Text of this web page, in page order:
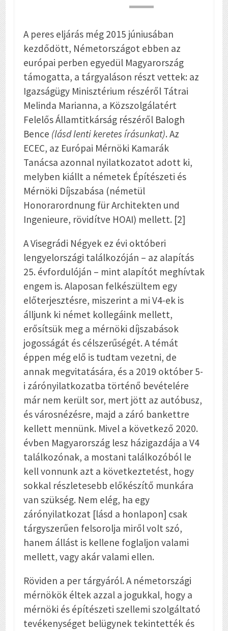
A peres eljárás még 2015 júniusában
kezdődött, Németországot ebben az
európai perben egyedül Magyarország
támogatta, a tárgyaláson részt vettek: az
Igazságügy Minisztérium részéről Tátrai
Melinda Marianna, a Közszolgálatért
Felelős Államtitkárság részéről Balogh
Bence (lásd lenti keretes írásunkat). Az
ECEC, az Európai Mérnöki Kamarák
Tanácsa azonnal nyilatkozatot adott ki,
melyben kiállt a németek Építészeti és
Mérnöki Díjszabása (németül
Honorarordnung für Architekten und
Ingenieure, rövidítve HOAI) mellett. [2]
A Visegrádi Négyek ez évi októberi
lengyelországi találkozóján – az alapítás
25. évfordulóján – mint alapítót meghívtak
engem is. Alaposan felkészültem egy
előterjesztésre, miszerint a mi V4-ek is
álljunk ki német kollegáink mellett,
erősítsük meg a mérnöki díjszabások
jogosságát és célszerűségét. A témát
éppen még elő is tudtam vezetni, de
annak megvitatására, és a 2019 október 5-
i zárónyilatkozatba történő bevételére
már nem került sor, mert jött az autóbusz,
és városnézésre, majd a záró bankettre
kellett mennünk. Mivel a következő 2020.
évben Magyarország lesz házigazdája a V4
találkozónak, a mostani találkozóból le
kell vonnunk azt a következtetést, hogy
sokkal részletesebb előkészítő munkára
van szükség. Nem elég, ha egy
zárónyilatkozat [lásd a honlapon] csak
tárgyszerűen felsorolja miről volt szó,
hanem állást is kellene foglaljon valami
mellett, vagy akár valami ellen.
Röviden a per tárgyáról. A németországi
mérnökök éltek azzal a jogukkal, hogy a
mérnöki és építészeti szellemi szolgáltató
tevékenységet belügynek tekintették és